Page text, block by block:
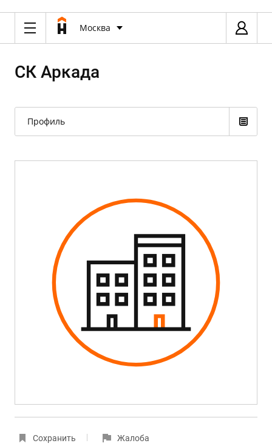
Москва
СК Аркада
Профиль
Сохранить Жалоба